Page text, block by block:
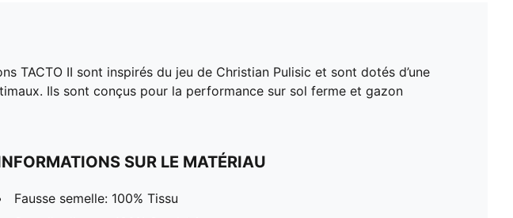
TACTO II sont inspirés du jeu de Christian Pulisic et sont dotés d’une
Ils sont conçus pour la performance sur sol ferme et gazon
SUR LE MATÉRIAU
Fausse semelle: 100% Tissu